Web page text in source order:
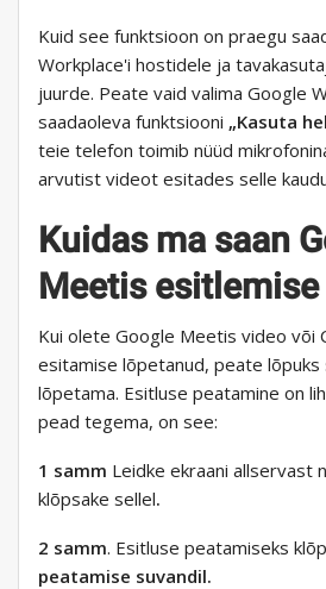
Kuid see funktsioon on praegu
Workplace'i hostidele ja
juurde. Peate vaid valima Google
saadaoleva funktsiooni „Kasuta
teie telefon toimib nüüd
arvutist videot esitades selle
Kuidas ma saan
Meetis
Kui olete Google Meetis video või
esitamise lõpetanud, peate lõpuks
lõpetama. Esitluse peatamine on
pead tegema, on see:
1 samm Leidke ekraani allservast
klõpsake sellel.
2 samm. Esitluse peatamiseks
peatamise suvandil.